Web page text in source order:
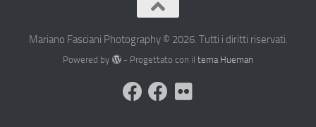
Mariano Fasciani Photography © 2026. Tutti i diritti riservati.
Powered by - Progettato con il tema Hueman